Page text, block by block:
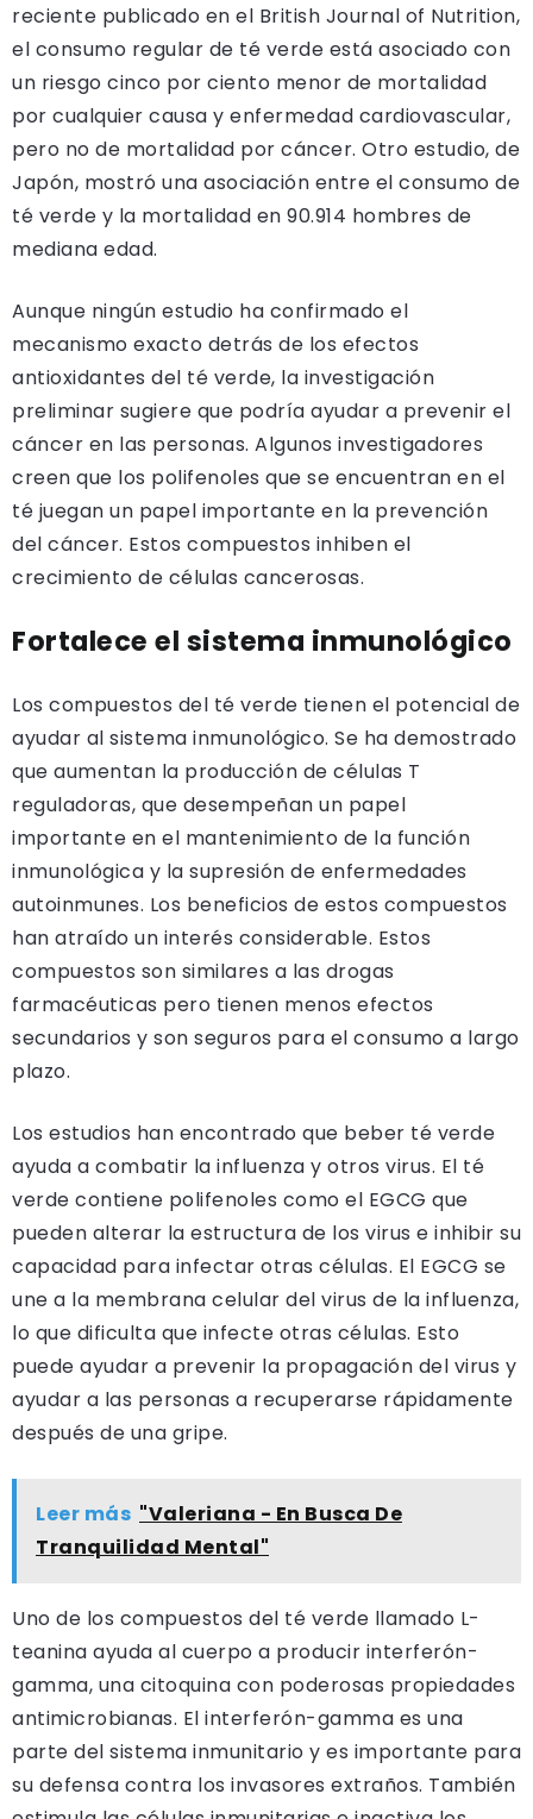
reciente publicado en el British Journal of Nutrition,
el consumo regular de té verde está asociado con
un riesgo cinco por ciento menor de mortalidad
por cualquier causa y enfermedad cardiovascular,
pero no de mortalidad por cáncer. Otro estudio, de
Japón, mostró una asociación entre el consumo de
té verde y la mortalidad en 90.914 hombres de
mediana edad.
Aunque ningún estudio ha confirmado el
mecanismo exacto detrás de los efectos
antioxidantes del té verde, la investigación
preliminar sugiere que podría ayudar a prevenir el
cáncer en las personas. Algunos investigadores
creen que los polifenoles que se encuentran en el
té juegan un papel importante en la prevención
del cáncer. Estos compuestos inhiben el
crecimiento de células cancerosas.
Fortalece el sistema inmunológico
Los compuestos del té verde tienen el potencial de
ayudar al sistema inmunológico. Se ha demostrado
que aumentan la producción de células T
reguladoras, que desempeñan un papel
importante en el mantenimiento de la función
inmunológica y la supresión de enfermedades
autoinmunes. Los beneficios de estos compuestos
han atraído un interés considerable. Estos
compuestos son similares a las drogas
farmacéuticas pero tienen menos efectos
secundarios y son seguros para el consumo a largo
plazo.
Los estudios han encontrado que beber té verde
ayuda a combatir la influenza y otros virus. El té
verde contiene polifenoles como el EGCG que
pueden alterar la estructura de los virus e inhibir su
capacidad para infectar otras células. El EGCG se
une a la membrana celular del virus de la influenza,
lo que dificulta que infecte otras células. Esto
puede ayudar a prevenir la propagación del virus y
ayudar a las personas a recuperarse rápidamente
después de una gripe.
Leer más "Valeriana - En Busca De
Tranquilidad Mental"
Uno de los compuestos del té verde llamado L-
teanina ayuda al cuerpo a producir interferón-
gamma, una citoquina con poderosas propiedades
antimicrobianas. El interferón-gamma es una
parte del sistema inmunitario y es importante para
su defensa contra los invasores extraños. También